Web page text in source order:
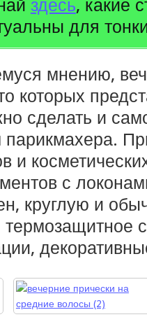
здесь, какие
для
мнению,
которых
сделать и
парикмахера.
и
с
круглую и